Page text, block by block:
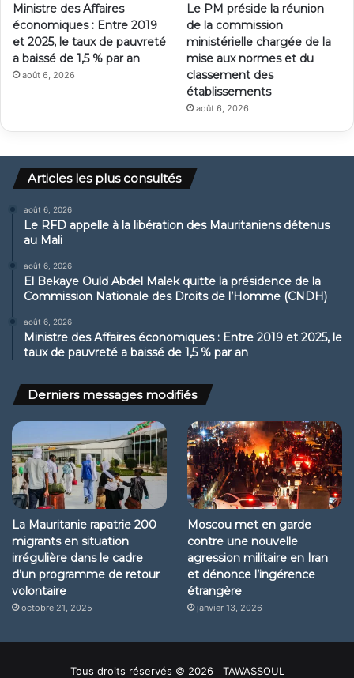
Ministre des Affaires
économiques : Entre 2019
et 2025, le taux de pauvreté
a baissé de 1,5 % par an
août 6, 2026
Le PM préside la réunion
de la commission
ministérielle chargée de la
mise aux normes et du
classement des
établissements
août 6, 2026
Articles les plus consultés
août 6, 2026
Le RFD appelle à la libération des Mauritaniens détenus
au Mali
août 6, 2026
El Bekaye Ould Abdel Malek quitte la présidence de la
Commission Nationale des Droits de l’Homme (CNDH)
août 6, 2026
Ministre des Affaires économiques : Entre 2019 et 2025, le
taux de pauvreté a baissé de 1,5 % par an
Derniers messages modifiés
La Mauritanie rapatrie 200
migrants en situation
irrégulière dans le cadre
d’un programme de retour
volontaire
octobre 21, 2025
Moscou met en garde
contre une nouvelle
agression militaire en Iran
et dénonce l’ingérence
étrangère
janvier 13, 2026
Tous droits réservés © 2026 TAWASSOUL